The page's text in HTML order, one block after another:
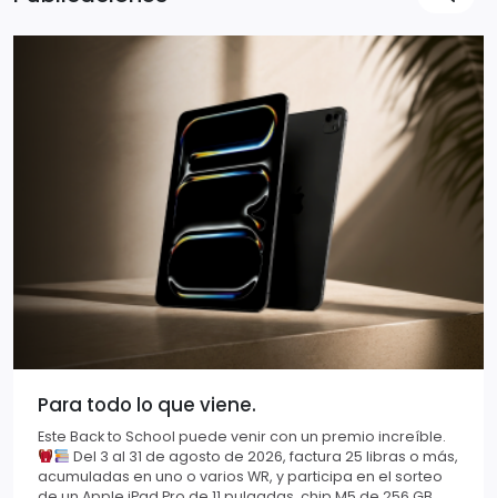
Para todo lo que viene.
Este Back to School puede venir con un premio increíble.
Del 3 al 31 de agosto de 2026, factura 25 libras o más,
acumuladas en uno o varios WR, y participa en el sorteo